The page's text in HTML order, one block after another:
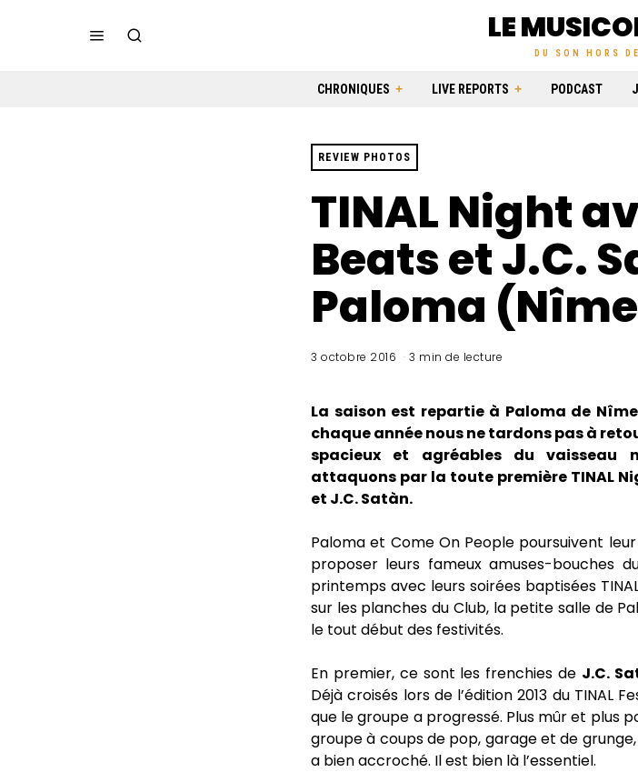
LE
DU SON HORS
CHRONIQUES LIVE REPORTS PODCAST
REVIEW PHOTOS
TINAL Night
Beats et J.C.
Paloma
3 octobre 2016 3 min de lecture
La saison est repartie à Paloma de
chaque année nous ne tardons pas à
spacieux et agréables du vaisseau
attaquons par la toute première TINAL
et J.C. Satàn.
Paloma et Come On People poursuivent
proposer leurs fameux amuses-bouches
printemps avec leurs soirées baptisées
sur les planches du Club, la petite salle de
le tout début des festivités.
En premier, ce sont les frenchies de J.C.
Déjà croisés lors de l’édition 2013 du TINAL
que le groupe a progressé. Plus mûr et plus
groupe à coups de pop, garage et de grunge,
a bien accroché. Il est bien là l’essentiel.